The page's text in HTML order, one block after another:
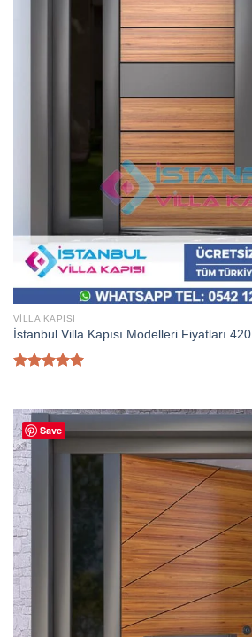
VILLA KAPISI
İstanbul Villa Kapısı Modelleri Fiyatları 420
aldı
Save